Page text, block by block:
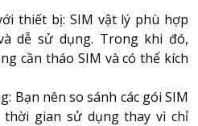
thiết bị: SIM vật lý phù hợp
dễ sử dụng. Trong khi đó,
cần tháo SIM và có thể kích
Bạn nên so sánh các gói SIM
gian sử dụng thay vì chỉ